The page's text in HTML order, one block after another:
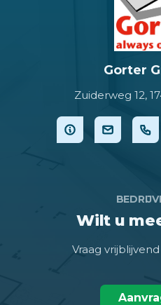
Gorter
Zuiderweg 12,
Wilt u
Vraag